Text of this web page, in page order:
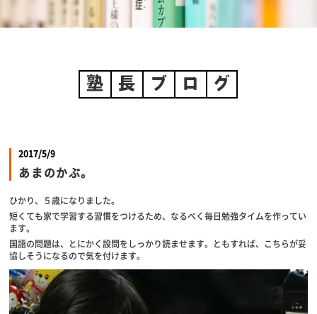
塾 長 ブ ロ グ
2017/5/9
あまのかぶ。
ひかり、５歳になりました。
短くても家で学習する習慣をつけるため、なるべく毎日勉強タイムを作ってい
ます。
国語の問題は、とにかく設問をしっかり読ませます。ともすれば、こちらが妥
協しそうになるので気を付けます。